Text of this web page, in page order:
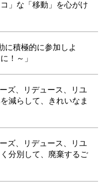
」な「移動」を心がけ
に積極的に参加しよ
！～」
ズ、リデュース、リユ
減らして、きれいなま
ズ、リデュース、リユ
分別して、廃棄するご